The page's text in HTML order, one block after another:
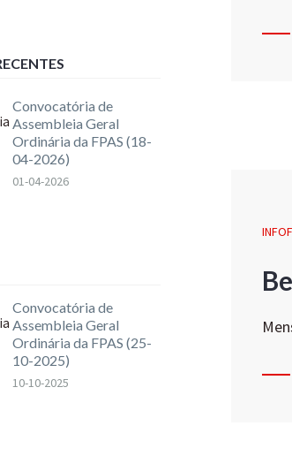
Convocatória de
Assembleia Geral
Ordinária da FPAS (18-
04-2026)
01-04-2026
Convocatória de
Assembleia Geral
Ordinária da FPAS (25-
10-2025)
10-10-2025